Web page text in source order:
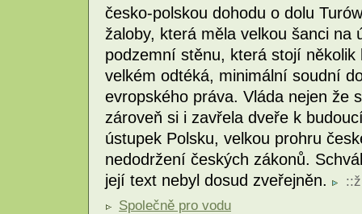
česko-polskou dohodu o dolu
žaloby, která měla velkou šanci na
podzemní stěnu, která stojí
velkém odtéká, minimální soudní
evropského práva. Vláda nejen že
zároveň si i zavřela dveře k
ústupek Polsku, velkou prohru
nedodržení českých zákonů.
její text nebyl dosud zveřejněn.
::
Společně pro vodu